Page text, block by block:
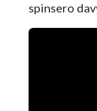
spinsero